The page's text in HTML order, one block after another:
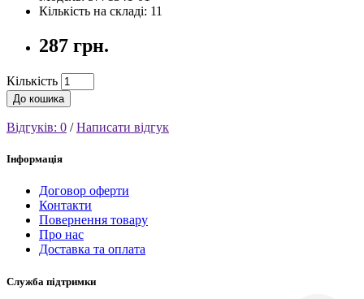
Кількість на складі: 11
287 грн.
Кількість
До кошика
Відгуків: 0 /Написати відгук
Інформація
Договор оферти
Контакти
Повернення товару
Про нас
Доставка та оплата
Служба підтримки